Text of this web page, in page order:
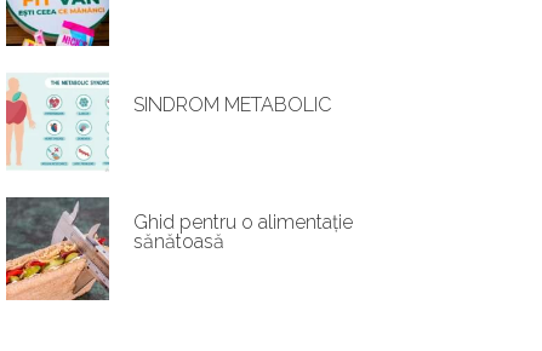
SINDROM METABOLIC
Ghid pentru o alimentație
sănătoasă